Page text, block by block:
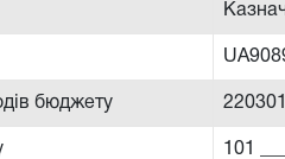
бюджету
101